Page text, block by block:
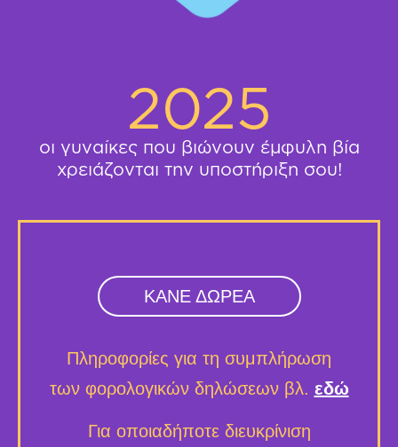
2025
οι γυναίκες που βιώνουν έμφυλη βία
χρειάζονται την υποστήριξη σου!
ΚΑΝΕ ΔΩΡΕΑ
Πληροφορίες για τη συμπλήρωση
των φορολογικών δηλώσεων βλ. εδώ
Για οποιαδήποτε διευκρίνιση